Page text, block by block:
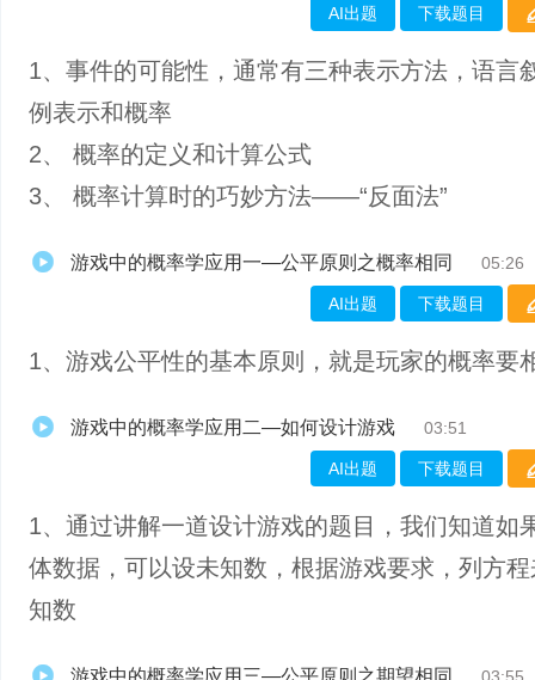
AI出题 下载题目
1、事件的可能性，通常有三种表示方法，语言
例表示和概率
2、 概率的定义和计算公式
3、 概率计算时的巧妙方法——“反面法”
游戏中的概率学应用一—公平原则之概率相同 05:26
AI出题 下载题目
1、游戏公平性的基本原则，就是玩家的概率要
游戏中的概率学应用二—如何设计游戏 03:51
AI出题 下载题目
1、通过讲解一道设计游戏的题目，我们知道如
体数据，可以设未知数，根据游戏要求，列方
知数
游戏中的概率学应用三—公平原则之期望相同